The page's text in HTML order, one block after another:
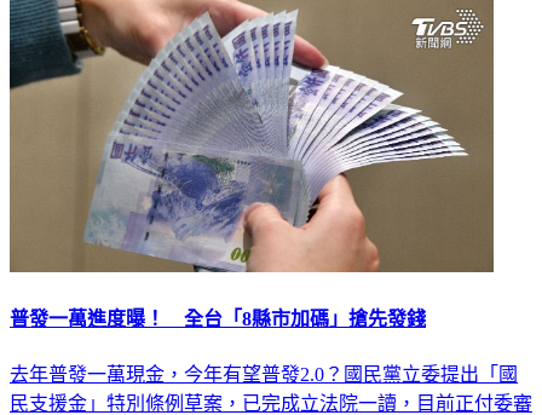
普發一萬進度曝！ 全台「8縣市加碼」搶先發錢
去年普發一萬現金，今年有望普發2.0？國民黨立委提出「國
民支援金」特別條例草案，已完成立法院一讀，目前正付委審